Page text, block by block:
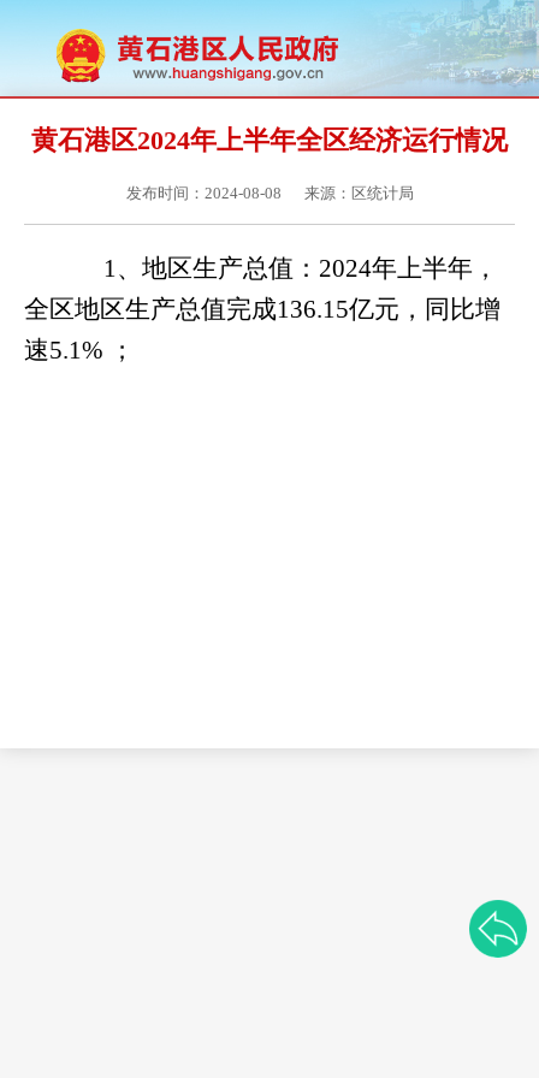
黄石港区2024年上半年全区经济运行情况
发布时间：2024-08-08 来源：区统计局
1、 地区生产总值： 2024年上半年，
全区地区生产总值完成136.15亿元，同比增
速5.1% ；